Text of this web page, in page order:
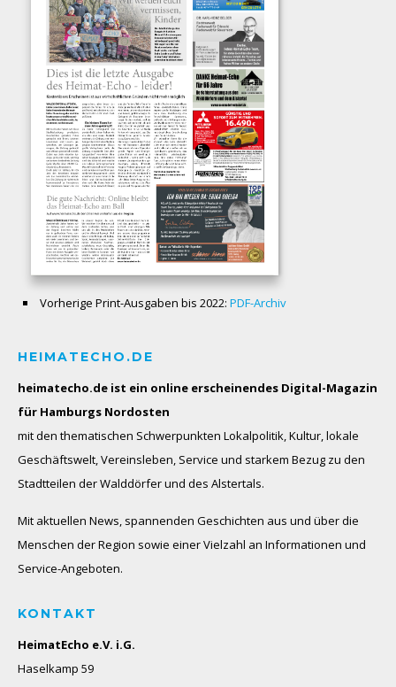
Vorherige Print-Ausgaben bis 2022: PDF-Archiv
HEIMATECHO.DE
heimatecho.de ist ein online erscheinendes Digital-Magazin
für Hamburgs Nordosten
mit den thematischen Schwerpunkten Lokalpolitik, Kultur, lokale
Geschäftswelt, Vereinsleben, Service und starkem Bezug zu den
Stadtteilen der Walddörfer und des Alstertals.
Mit aktuellen News, spannenden Geschichten aus und über die
Menschen der Region sowie einer Vielzahl an Informationen und
Service-Angeboten.
KONTAKT
HeimatEcho e.V. i.G.
Haselkamp 59